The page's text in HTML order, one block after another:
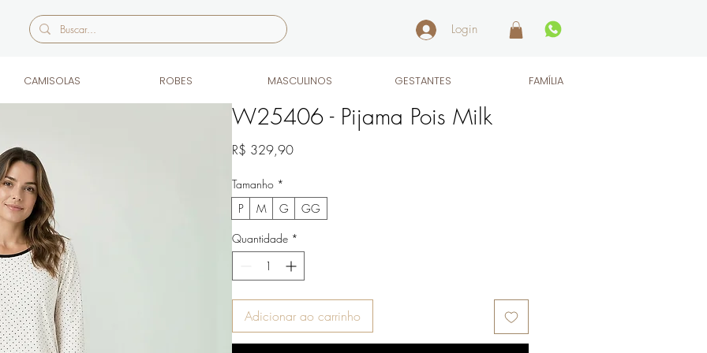
Login
CAMISOLAS ROBES MASCULINOS GESTANTES FAMÍLIA
W25406 - Pijama Pois Milk
R$ 329,90Preço
Tamanho *
P
M G
GG
Quantidade *
Adicionar ao carrinho